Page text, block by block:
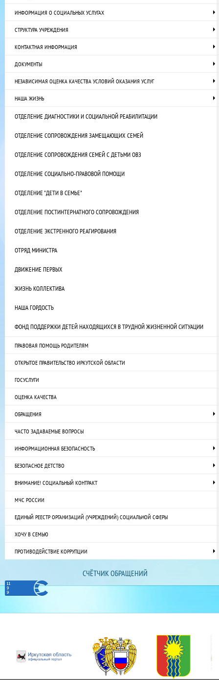
ИНФОРМАЦИЯ О СОЦИАЛЬНЫХ УСЛУГАХ
СТРУКТУРА УЧРЕЖДЕНИЯ
КОНТАКТНАЯ ИНФОРМАЦИЯ
ДОКУМЕНТЫ
НЕЗАВИСИМАЯ ОЦЕНКА КАЧЕСТВА УСЛОВИЙ ОКАЗАНИЯ УСЛУГ
НАША ЖИЗНЬ
ОТДЕЛЕНИЕ ДИАГНОСТИКИ И СОЦИАЛЬНОЙ РЕАБИЛИТАЦИИ
ОТДЕЛЕНИЕ СОПРОВОЖДЕНИЯ ЗАМЕЩАЮЩИХ СЕМЕЙ
ОТДЕЛЕНИЕ СОПРОВОЖДЕНИЯ СЕМЕЙ С ДЕТЬМИ ОВЗ
ОТДЕЛЕНИЕ СОЦИАЛЬНО-ПРАВОВОЙ ПОМОЩИ
ОТДЕЛЕНИЕ "ДЕТИ В СЕМЬЕ"
ОТДЕЛЕНИЕ ПОСТИНТЕРНАТНОГО СОПРОВОЖДЕНИЯ
ОТДЕЛЕНИЕ ЭКСТРЕННОГО РЕАГИРОВАНИЯ
ОТРЯД МИНИСТРА
ДВИЖЕНИЕ ПЕРВЫХ
ЖИЗНЬ КОЛЛЕКТИВА
НАША ГОРДОСТЬ
ФОНД ПОДДЕРЖКИ ДЕТЕЙ НАХОДЯЩИХСЯ В ТРУДНОЙ ЖИЗНЕННОЙ СИТУАЦИИ
ПРАВОВАЯ ПОМОЩЬ РОДИТЕЛЯМ
ОТКРЫТОЕ ПРАВИТЕЛЬСТВО ИРКУТСКОЙ ОБЛАСТИ
ГОСУСЛУГИ
ОЦЕНКА КАЧЕСТВА
ОБРАЩЕНИЯ
ЧАСТО ЗАДАВАЕМЫЕ ВОПРОСЫ
ИНФОРМАЦИОННАЯ БЕЗОПАСНОСТЬ
БЕЗОПАСНОЕ ДЕТСТВО
ВНИМАНИЕ! СОЦИАЛЬНЫЙ КОНТРАКТ
МЧС РОССИИ
ЕДИНЫЙ РЕЕСТР ОРГАНИЗАЦИЙ (УЧРЕЖДЕНИЙ) СОЦИАЛЬНОЙ СФЕРЫ
ХОЧУ В СЕМЬЮ
ПРОТИВОДЕЙСТВИЕ КОРРУПЦИИ
СЧЁТЧИК ОБРАЩЕНИЙ